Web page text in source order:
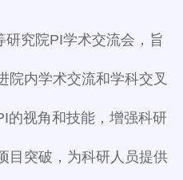
究院PI学术交流会，旨
院内学术交流和学科交叉
的视角和技能，增强科研
目突破，为科研人员提供